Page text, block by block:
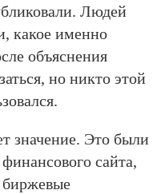
Людей
какое именно
объяснения
но никто этой
значение. Это были
сайта,
биржевые